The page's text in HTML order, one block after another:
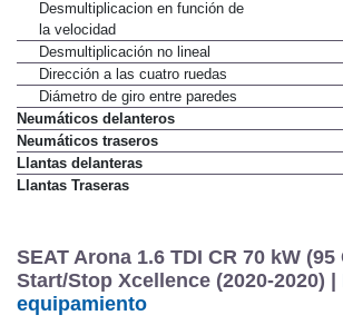
Desmultiplicacion en función de
la velocidad
Desmultiplicación no lineal
Dirección a las cuatro ruedas
Diámetro de giro entre paredes
Neumáticos delanteros
Neumáticos traseros
Llantas delanteras
Llantas Traseras
SEAT Arona 1.6 TDI CR 70 kW (95
Start/Stop Xcellence (2020-2020) |
equipamiento